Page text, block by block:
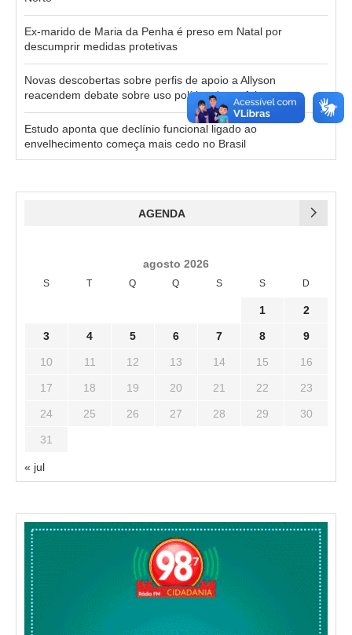
Ex-marido de Maria da Penha é preso em Natal por
descumprir medidas protetivas
Novas descobertas sobre perfis de apoio a Allyson
reacendem debate sobre uso político da prefeitura
Estudo aponta que declínio funcional ligado ao
envelhecimento começa mais cedo no Brasil
AGENDA
agosto 2026
S T Q Q S S D
1 2
3 4 5 6 7 8 9
10 11 12 13 14 15 16
17 18 19 20 21 22 23
24 25 26 27 28 29 30
31
« jul